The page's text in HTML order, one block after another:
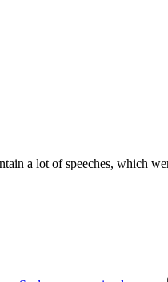
a lot of speeches, which